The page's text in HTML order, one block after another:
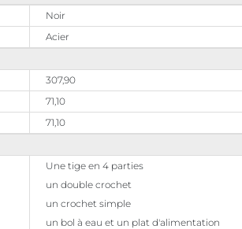
Noir
Acier
307,90
71,10
71,10
Une tige en 4 parties
un double crochet
un crochet simple
un bol à eau et un plat d'alimentation